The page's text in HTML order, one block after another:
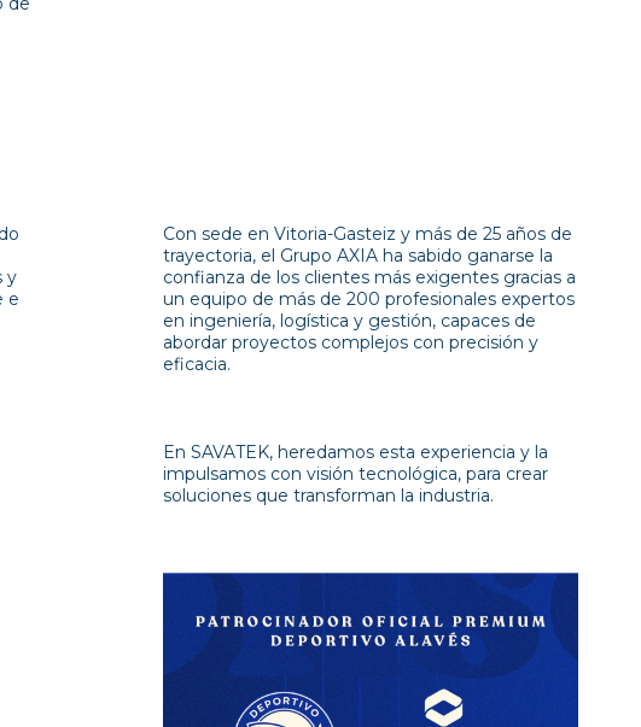
y
e
Con sede en Vitoria-Gasteiz y más de 25 años de
trayectoria, el Grupo AXIA ha sabido ganarse la
confianza de los clientes más exigentes gracias a
un equipo de más de 200 profesionales expertos
en ingeniería, logística y gestión, capaces de
abordar proyectos complejos con precisión y
eficacia.
En SAVATEK, heredamos esta experiencia y la
impulsamos con visión tecnológica, para crear
soluciones que transforman la industria.